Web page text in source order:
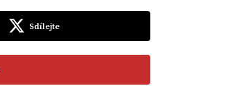
Sdílejte